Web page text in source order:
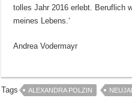
tolles Jahr 2016 erlebt. Beruflich
meines Lebens.‘
Andrea Vodermayr
Tags ALEXANDRA POLZIN